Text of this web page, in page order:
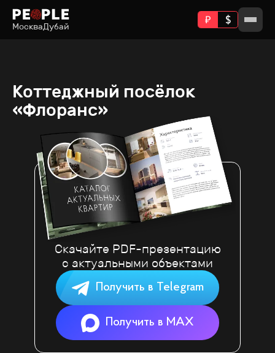
МоскваДубай
Коттеджный посёлок
«Флоранс»
Скачайте PDF-презентацию
с актуальными объектами
Получить в Telegram
Получить в MAX